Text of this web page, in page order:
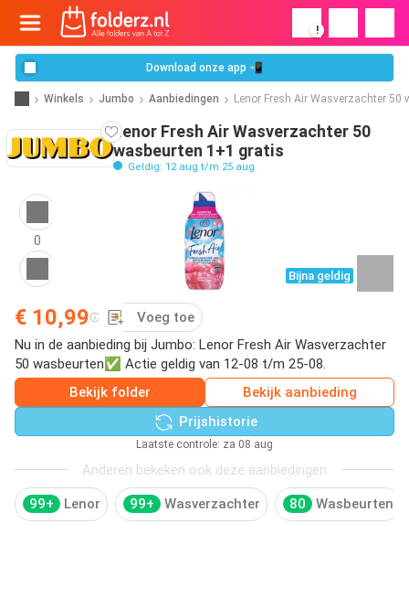
!
Download onze app 📲
Winkels Jumbo Aanbiedingen Lenor Fresh Air Wasverzachter 50
Lenor Fresh Air Wasverzachter 50
wasbeurten 1+1 gratis
Geldig: 12 aug t/m 25 aug
0
Bijna geldig
€ 10,99
Voeg toe
Nu in de aanbieding bij Jumbo: Lenor Fresh Air Wasverzachter
50 wasbeurten✅ Actie geldig van 12-08 t/m 25-08.
Bekijk folder
Bekijk aanbieding
Prijshistorie
Laatste controle: za 08 aug
Anderen bekeken ook deze aanbiedingen
99+ Lenor 99+ Wasverzachter 80 Wasbeurten